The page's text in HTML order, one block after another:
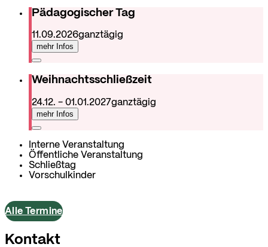
Pädagogischer Tag
11.09.2026ganztägig
mehr Infos
Weihnachtsschließzeit
24.12. - 01.01.2027ganztägig
mehr Infos
Interne Veranstaltung
Öffentliche Veranstaltung
Schließtag
Vorschulkinder
Alle Termine
Kontakt